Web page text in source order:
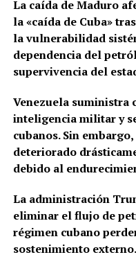
La caída de Maduro
la «caída de Cuba»
la vulnerabilidad
dependencia del
supervivencia del
Venezuela suministra
inteligencia militar y
cubanos. Sin
deteriorado
debido al
La administración
eliminar el flujo de
régimen cubano
sostenimiento externo.